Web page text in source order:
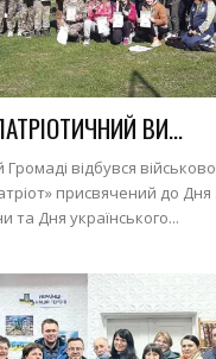
ВИ...
відбувся
присвячений до Дня
та Дня українського...